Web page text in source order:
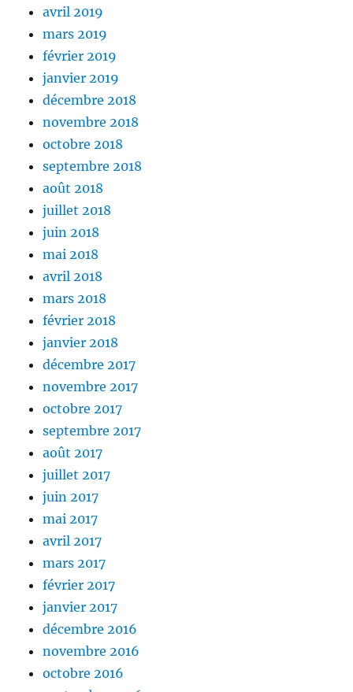
avril 2019
mars 2019
février 2019
janvier 2019
décembre 2018
novembre 2018
octobre 2018
septembre 2018
août 2018
juillet 2018
juin 2018
mai 2018
avril 2018
mars 2018
février 2018
janvier 2018
décembre 2017
novembre 2017
octobre 2017
septembre 2017
août 2017
juillet 2017
juin 2017
mai 2017
avril 2017
mars 2017
février 2017
janvier 2017
décembre 2016
novembre 2016
octobre 2016